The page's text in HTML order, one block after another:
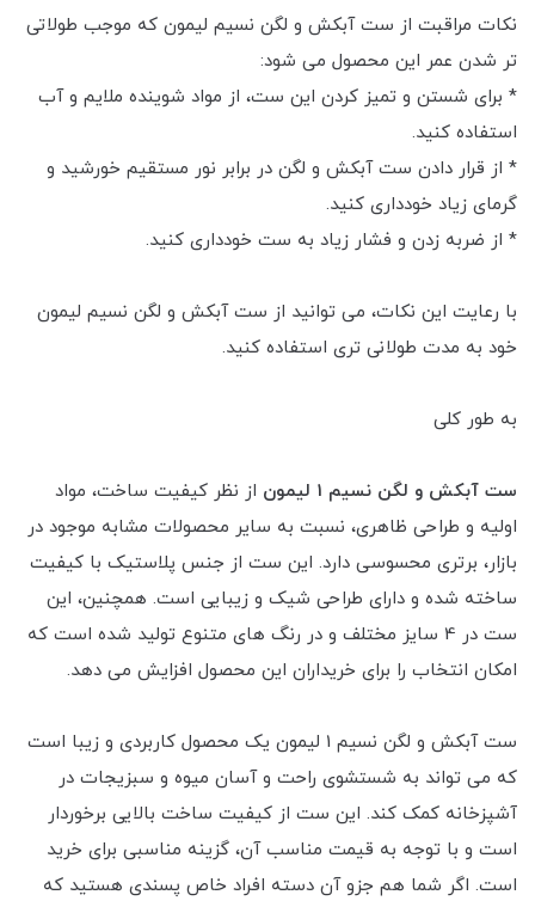
نکات مراقبت از ست آبکش و لگن نسیم لیمون که موجب طولاتی
تر شدن عمر این محصول می شود:
* برای شستن و تمیز کردن این ست، از مواد شوینده ملایم و آب
استفاده کنید.
* از قرار دادن ست آبکش و لگن در برابر نور مستقیم خورشید و
گرمای زیاد خودداری کنید.
* از ضربه زدن و فشار زیاد به ست خودداری کنید.
با رعایت این نکات، می توانید از ست آبکش و لگن نسیم لیمون
خود به مدت طولانی تری استفاده کنید.
به طور کلی
ست آبکش و لگن نسیم 1 لیمون
از نظر کیفیت ساخت، مواد
اولیه و طراحی ظاهری، نسبت به سایر محصولات مشابه موجود در
بازار، برتری محسوسی دارد. این ست از جنس پلاستیک با کیفیت
ساخته شده و دارای طراحی شیک و زیبایی است. همچنین، این
ست در 4 سایز مختلف و در رنگ های متنوع تولید شده است که
امکان انتخاب را برای خریداران این محصول افزایش می دهد.
ست آبکش و لگن نسیم 1 لیمون یک محصول کاربردی و زیبا است
که می تواند به شستشوی راحت و آسان میوه و سبزیجات در
آشپزخانه کمک کند. این ست از کیفیت ساخت بالایی برخوردار
است و با توجه به قیمت مناسب آن، گزینه مناسبی برای خرید
است. اگر شما هم جزو آن دسته افراد خاص پسندی هستید که